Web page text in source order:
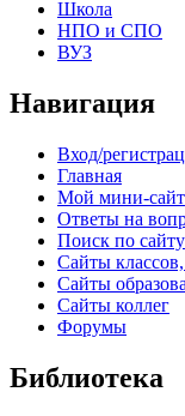
Школа
НПО и СПО
ВУЗ
Навигация
Вход/
Главная
Мой мини-сайт
Ответы на
Поиск по сайту
Сайты
Сайты
Сайты коллег
Форумы
Библиотека